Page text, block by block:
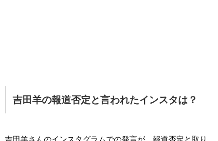
吉田羊の報道否定と言われたインスタは？